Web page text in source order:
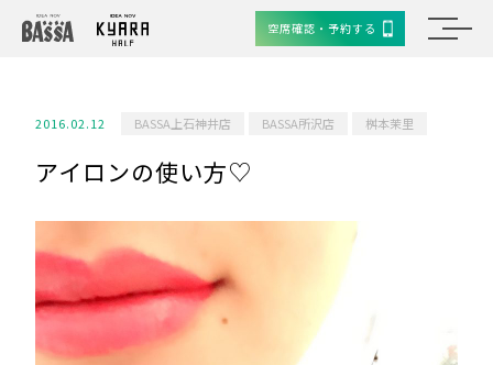
空席確認・予約する
2016.02.12 BASSA上石神井店 BASSA所沢店 桝本茉里
アイロンの使い方♡